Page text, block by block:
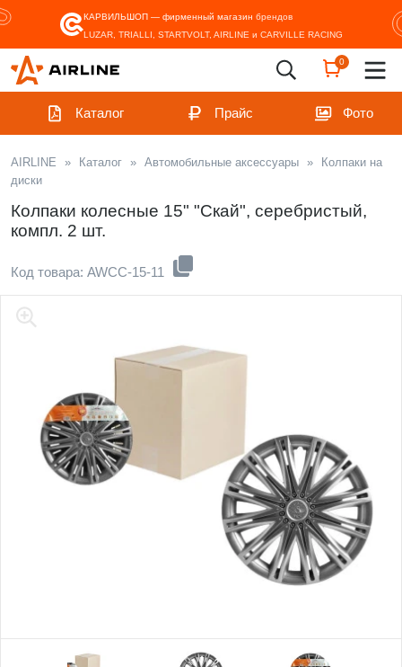
КАРВИЛЬШОП — фирменный магазин брендов
LUZAR, TRIALLI, STARTVOLT, AIRLINE и CARVILLE RACING
0
Каталог Прайс Фото
AIRLINE » Каталог » Автомобильные аксессуары »
Колпаки на
диски
Колпаки колесные 15" "Скай", серебристый,
компл. 2 шт.
Код товара: AWCC-15-11